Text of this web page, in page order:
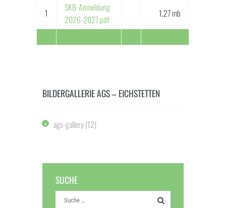
1
SKB-Anmeldung
2026-2027.pdf
1,27 mb
BILDERGALLERIE AGS – EICHSTETTEN
ags-gallery(12)
SUCHE